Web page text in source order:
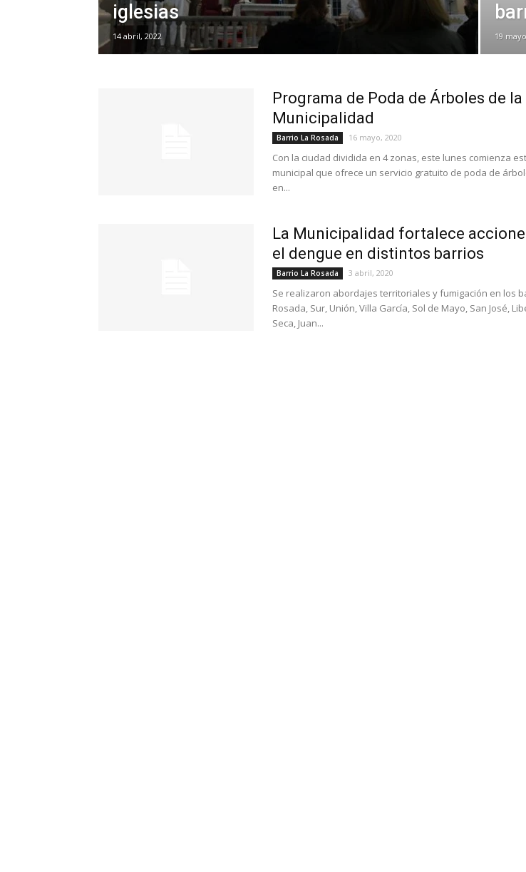
iglesias
14 abril, 2022 19
Programa de Poda de Árboles de la
Municipalidad
Barrio La Rosada 16 mayo, 2020
Con la ciudad dividida en 4 zonas, este lunes comienza
municipal que ofrece un servicio gratuito de poda de
en...
La Municipalidad fortalece
el dengue en distintos barrios
Barrio La Rosada 3 abril, 2020
Se realizaron abordajes territoriales y fumigación en los
Rosada, Sur, Unión, Villa García, Sol de Mayo, San José,
Seca, Juan...